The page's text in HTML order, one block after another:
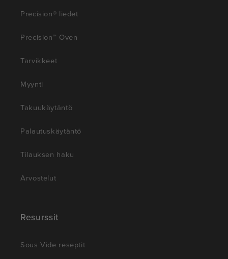
Precision® liedet
Precision™ Oven
Tarvikkeet
Myynti
Takuukäytäntö
Palautuskäytäntö
Tilauksen haku
Arvostelut
Resurssit
Sous Vide reseptit